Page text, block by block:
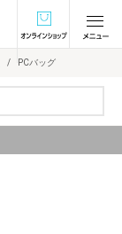
オンラインショ
PCバッグ